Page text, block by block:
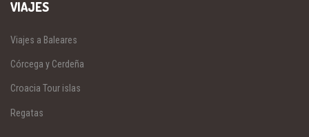
VIAJES
Viajes a Baleares
Córcega y Cerdeña
Croacia Tour islas
Regatas